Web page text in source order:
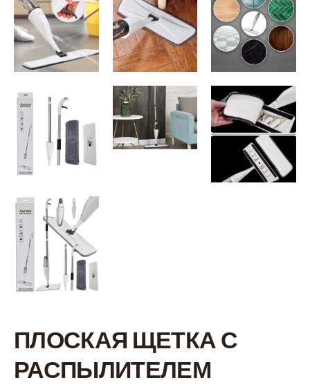
ПЛОСКАЯ ЩЕТКА С
РАСПЫЛИТЕЛЕМ